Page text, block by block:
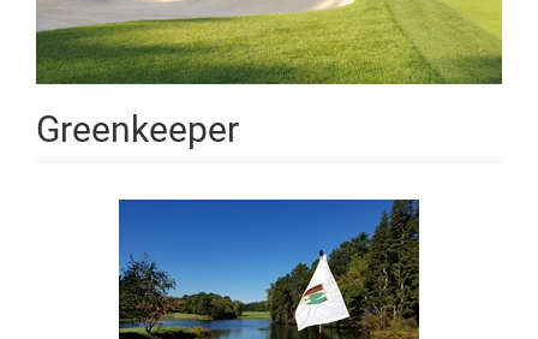
Greenkeeper